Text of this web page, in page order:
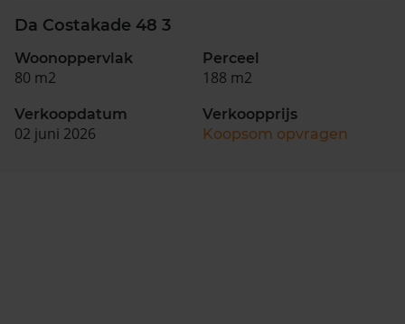
Da Costakade 48 3
Woonoppervlak
80 m2
Perceel
188 m2
Verkoopdatum
02 juni 2026
Verkoopprijs
Koopsom opvragen